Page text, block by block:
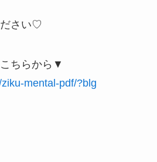
さい♡
ちらから▼
mental-pdf/?blg